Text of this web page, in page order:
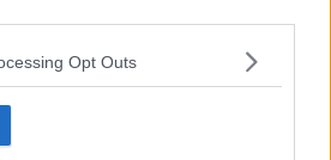
Opt Outs
sjukdom.Jag gissar på det
snarare än polis?